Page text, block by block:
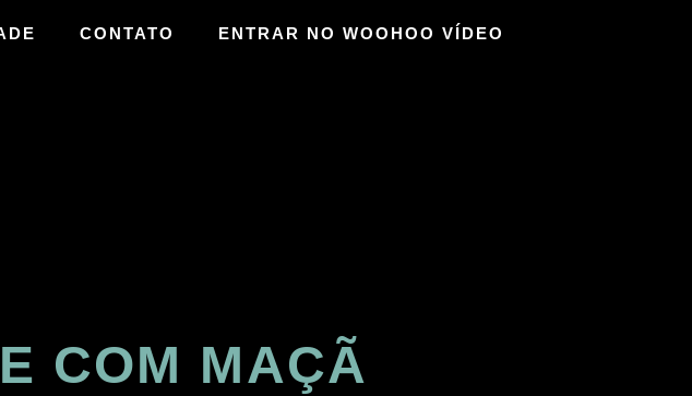
CONTATO ENTRAR NO WOOHOO VÍDEO
COM MAÇÃ